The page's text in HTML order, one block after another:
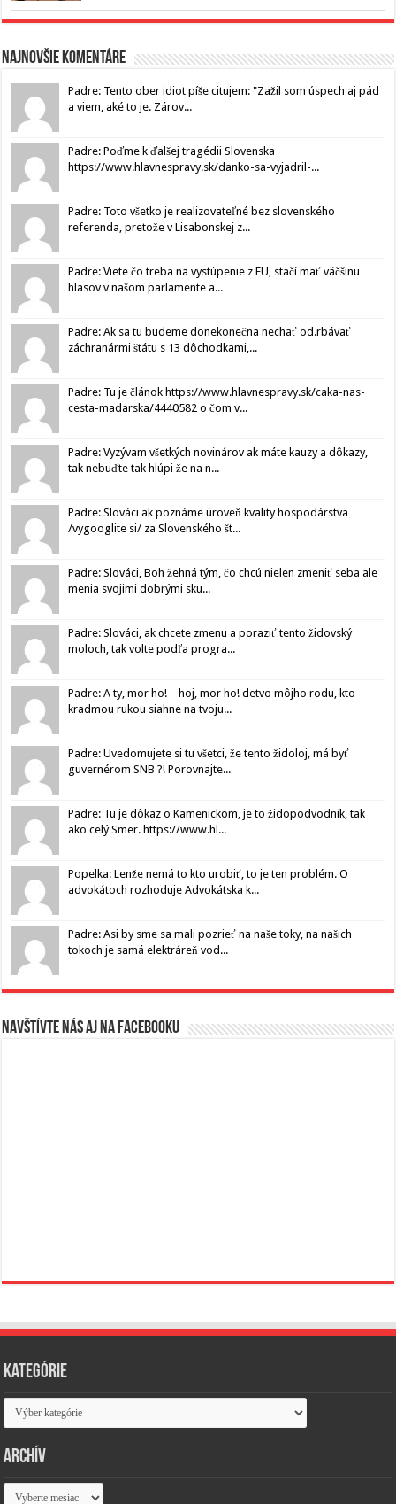
Najnovšie komentáre
Padre: Tento ober idiot píše citujem: "Zažil som úspech aj pád
a viem, aké to je. Zárov...
Padre: Poďme k ďalšej tragédii Slovenska
https://www.hlavnespravy.sk/danko-sa-vyjadril-...
Padre: Toto všetko je realizovateľné bez slovenského
referenda, pretože v Lisabonskej z...
Padre: Viete čo treba na vystúpenie z EU, stačí mať väčšinu
hlasov v našom parlamente a...
Padre: Ak sa tu budeme donekonečna nechať od.rbávať
záchranármi štátu s 13 dôchodkami,...
Padre: Tu je článok https://www.hlavnespravy.sk/caka-nas-
cesta-madarska/4440582 o čom v...
Padre: Vyzývam všetkých novinárov ak máte kauzy a dôkazy,
tak nebuďte tak hlúpi že na n...
Padre: Slováci ak poznáme úroveň kvality hospodárstva
/vygooglite si/ za Slovenského št...
Padre: Slováci, Boh žehná tým, čo chcú nielen zmeniť seba ale
menia svojimi dobrými sku...
Padre: Slováci, ak chcete zmenu a poraziť tento židovský
moloch, tak volte podľa progra...
Padre: A ty, mor ho! – hoj, mor ho! detvo môjho rodu, kto
kradmou rukou siahne na tvoju...
Padre: Uvedomujete si tu všetci, že tento židoloj, má byť
guvernérom SNB ?! Porovnajte...
Padre: Tu je dôkaz o Kamenickom, je to židopodvodník, tak
ako celý Smer. https://www.hl...
Popelka: Lenže nemá to kto urobiť, to je ten problém. O
advokátoch rozhoduje Advokátska k...
Padre: Asi by sme sa mali pozrieť na naše toky, na našich
tokoch je samá elektráreň vod...
Navštívte nás aj na Facebooku
Kategórie
Kategórie
Archív
Archív